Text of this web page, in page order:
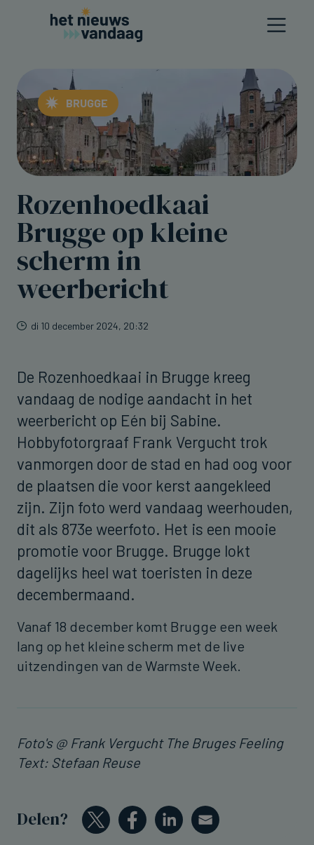
BRUGGE
Rozenhoedkaai
Brugge op kleine
scherm in
weerbericht
di 10 december 2024, 20:32
De Rozenhoedkaai in Brugge kreeg
vandaag de nodige aandacht in het
weerbericht op Eén bij Sabine.
Hobbyfotorgraaf Frank Vergucht trok
vanmorgen door de stad en had oog voor
de plaatsen die voor kerst aangekleed
zijn. Zijn foto werd vandaag weerhouden,
dit als 873e weerfoto. Het is een mooie
promotie voor Brugge. Brugge lokt
dagelijks heel wat toeristen in deze
decembermaand.
Vanaf 18 december komt Brugge een week
lang op het kleine scherm met de live
uitzendingen van de Warmste Week.
Foto's @ Frank Vergucht The Bruges Feeling
Text: Stefaan Reuse
Delen?